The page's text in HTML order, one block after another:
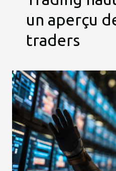
un aperçu
traders